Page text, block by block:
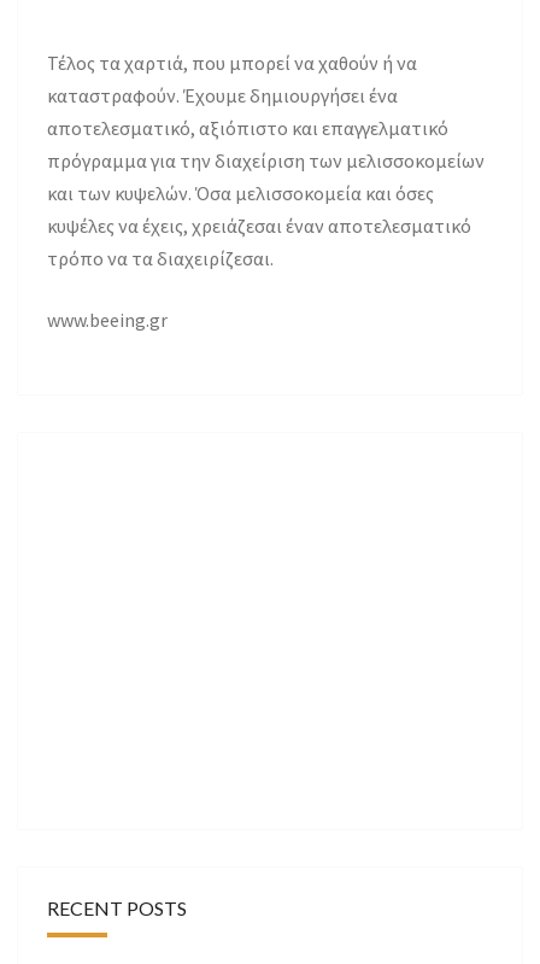
Τέλος τα χαρτιά, που μπορεί να χαθούν ή να
καταστραφούν. Έχουμε δημιουργήσει ένα
αποτελεσματικό, αξιόπιστο και επαγγελματικό
πρόγραμμα για την διαχείριση των μελισσοκομείων
και των κυψελών. Όσα μελισσοκομεία και όσες
κυψέλες να έχεις, χρειάζεσαι έναν αποτελεσματικό
τρόπο να τα διαχειρίζεσαι.
www.beeing.gr
RECENT POSTS